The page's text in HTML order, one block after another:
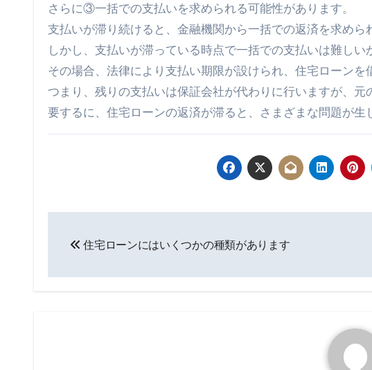
さらに③一括での支払いを求められる可能性があります。
支払いが滞り続けると、金融機関から一括での返済を求めら
しかし、支払いが滞っている時点で一括での支払いは難しい
その場合、法律により支払い期限が設けられ、住宅ローンを
つまり、残りの支払いは保証会社が代わりに行いますが、元
要するに、住宅ローンの返済が滞ると、さまざまな問題が生
ナ
住宅ローンにはいくつかの種類があります